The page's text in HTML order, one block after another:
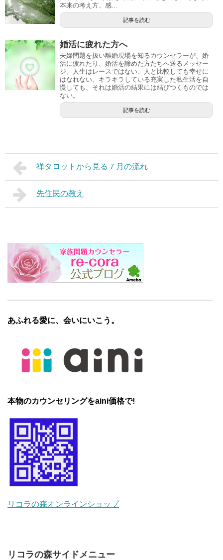
本来の考え方、感...
記事を読む
婚活に疲れた方へ
夫婦問題を扱い離婚現場を知るカウンセラーが、婚
活に疲れたり、婚活を諦めた方たちへ送るメッセー
ジ。人生はレースではない、人と比較しても幸せに
はなれない、キラキラしている充実した私生活を自
慢しても、それは婚活の結果には結びつくものでは
ない。
記事を読む
禅タロットから見る７月の流れ
先住民の教え
あふれる愛に、会いにいこう。
本物のカウンセリングをaini価格で!
リコラの森オンラインショップ
リコラの森サイドメニュー